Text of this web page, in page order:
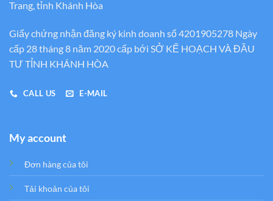
Trang, tỉnh Khánh Hòa
Giấy chứng nhận đăng ký kinh doanh số 4201905278 Ngày
cấp 28 tháng 8 năm 2020 cấp bới SỞ KẾ HOẠCH VÀ ĐẦU
TƯ TỈNH KHÁNH HÒA
CALL US E-MAIL
My account
Đơn hàng của tôi
Tải khoản của tôi